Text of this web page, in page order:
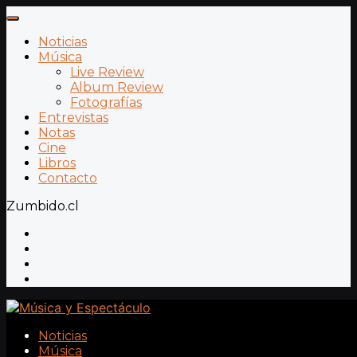
Noticias
Música
Live Review
Album Review
Fotografías
Entrevistas
Notas
Cine
Libros
Contacto
Zumbido.cl
Noticias
Música